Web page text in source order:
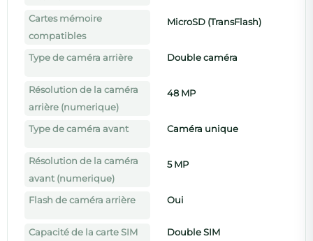
Cartes mémoire
compatibles
MicroSD (TransFlash)
Type de caméra arrière Double caméra
Résolution de la caméra
arrière (numerique)
48 MP
Type de caméra avant Caméra unique
Résolution de la caméra
avant (numerique)
5 MP
Flash de caméra arrière Oui
Capacité de la carte SIM Double SIM